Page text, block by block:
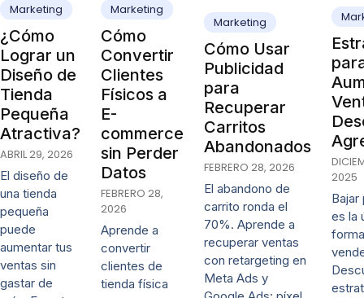
Marketing
¿Cómo
Lograr un
Diseño de
Tienda
Pequeña
Atractiva?
ABRIL 29, 2026
El diseño de
una tienda
pequeña
puede
aumentar tus
ventas sin
gastar de
Marketing
Cómo
Convertir
Clientes
Físicos a
E-
commerce
sin Perder
Datos
FEBRERO 28,
2026
Aprende a
convertir
clientes de
tienda física
Marketing
Cómo Usar
Publicidad
para
Recuperar
Carritos
Abandonados
FEBRERO 28, 2026
El abandono de
carrito ronda el
70%. Aprende a
recuperar ventas
con retargeting en
Meta Ads y
2025
es la